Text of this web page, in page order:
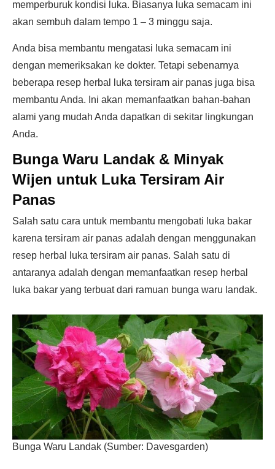
memperburuk kondisi luka. Biasanya luka semacam ini
akan sembuh dalam tempo 1 – 3 minggu saja.
Anda bisa membantu mengatasi luka semacam ini
dengan memeriksakan ke dokter. Tetapi sebenarnya
beberapa resep herbal luka tersiram air panas juga bisa
membantu Anda. Ini akan memanfaatkan bahan-bahan
alami yang mudah Anda dapatkan di sekitar lingkungan
Anda.
Bunga Waru Landak & Minyak
Wijen untuk Luka Tersiram Air
Panas
Salah satu cara untuk membantu mengobati luka bakar
karena tersiram air panas adalah dengan menggunakan
resep herbal luka tersiram air panas. Salah satu di
antaranya adalah dengan memanfaatkan resep herbal
luka bakar yang terbuat dari ramuan bunga waru landak.
Bunga Waru Landak (Sumber: Davesgarden)